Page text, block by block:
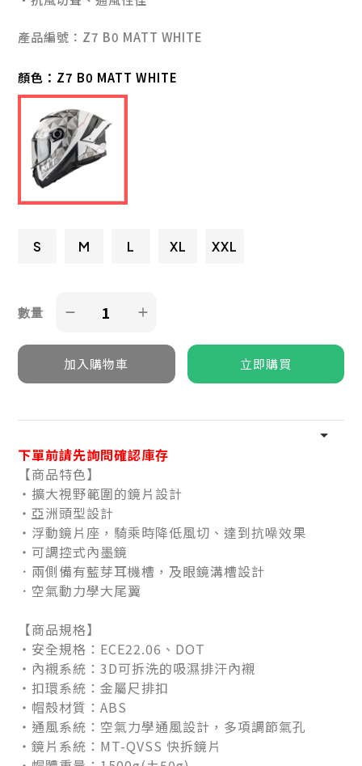
產品編號：Z7 B0 MATT WHITE
顏色： Z7 B0 MATT WHITE
S M L XL XXL
數量
下單前請先詢問確認庫存
【商品特色】
・擴大視野範圍的鏡片設計
・亞洲頭型設計
・浮動鏡片座，騎乘時降低風切、達到抗噪效果
・可調控式內墨鏡
．兩側備有藍芽耳機槽，及眼鏡溝槽設計
．空氣動力學大尾翼
【商品規格】
・安全規格：ECE22.06、DOT
・內襯系統：3D可拆洗的吸濕排汗內襯
・扣環系統：金屬尺排扣
・帽殼材質：ABS
・通風系統：空氣力學通風設計，多項調節氣孔
・鏡片系統：MT-QVSS 快拆鏡片